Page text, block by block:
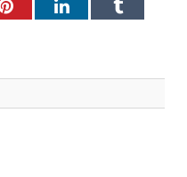
PinterestLinkedInTumblr